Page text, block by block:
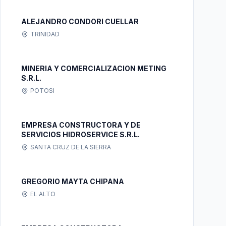
ALEJANDRO CONDORI CUELLAR
TRINIDAD
MINERIA Y COMERCIALIZACION METING
S.R.L.
POTOSI
EMPRESA CONSTRUCTORA Y DE
SERVICIOS HIDROSERVICE S.R.L.
SANTA CRUZ DE LA SIERRA
GREGORIO MAYTA CHIPANA
EL ALTO